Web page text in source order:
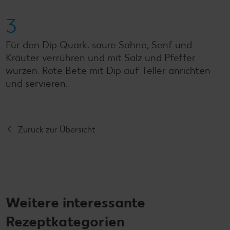
3
Für den Dip Quark, saure Sahne, Senf und
Kräuter verrühren und mit Salz und Pfeffer
würzen. Rote Bete mit Dip auf Teller anrichten
und servieren.
Zurück zur Übersicht
Weitere interessante
Rezeptkategorien